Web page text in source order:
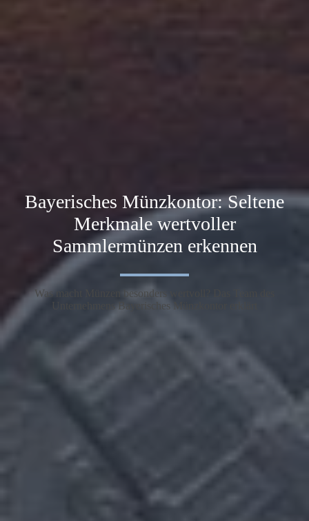
Bayerisches Münzkontor: Seltene
Merkmale wertvoller
Sammlermünzen erkennen
Was macht Münzen besonders wertvoll? Das Team des
Unternehmens Bayerisches Münzkontor erklärt